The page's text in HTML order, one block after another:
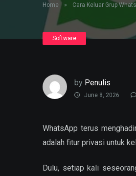
Home » Cara Keluar Grup
Software
by Penulis
June 8, 2026
WhatsApp terus
adalah fitur privasi untuk
Dulu, setiap kali